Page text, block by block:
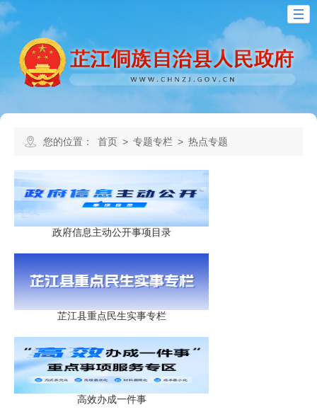
您的位置： 首页 > 专题专栏 > 热点专题
政府信息主动公开事项目录
芷江县重点民生实事专栏
高效办成一件事